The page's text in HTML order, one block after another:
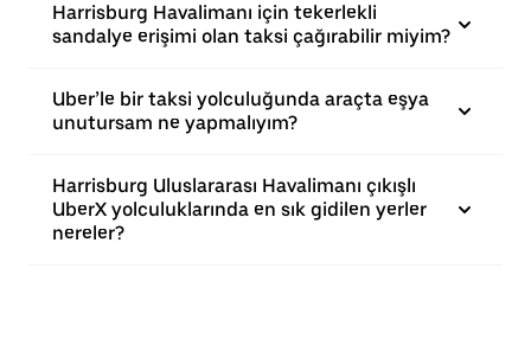
Harrisburg Havalimanı için tekerlekli
sandalye erişimi olan taksi çağırabilir miyim?
Uber’le bir taksi yolculuğunda araçta eşya
unutursam ne yapmalıyım?
Harrisburg Uluslararası Havalimanı çıkışlı
UberX yolculuklarında en sık gidilen yerler
nereler?